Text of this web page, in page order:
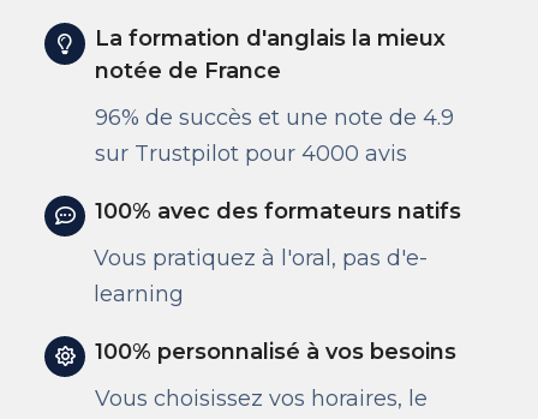
La formation d'anglais la mieux
notée de France
96% de succès et une note de 4.9
sur Trustpilot pour 4000 avis
100% avec des formateurs natifs
Vous pratiquez à l'oral, pas d'e-
learning
100% personnalisé à vos besoins
Vous choisissez vos horaires, le